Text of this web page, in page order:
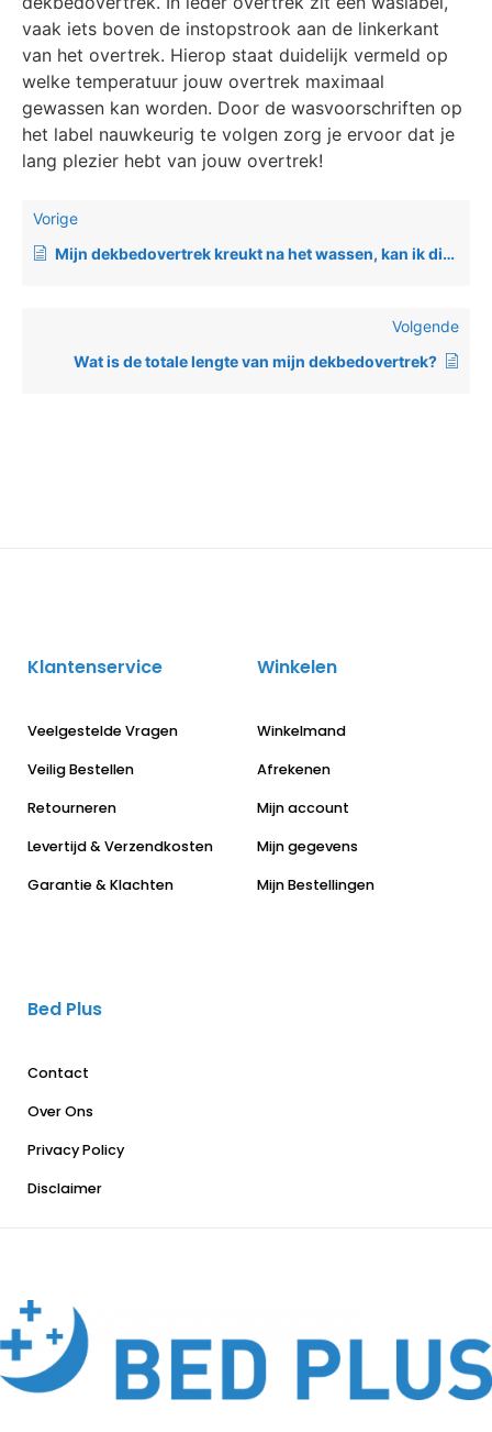
vaak iets boven de instopstrook aan de linkerkant
van het overtrek. Hierop staat duidelijk vermeld op
welke temperatuur jouw overtrek maximaal
gewassen kan worden. Door de wasvoorschriften op
het label nauwkeurig te volgen zorg je ervoor dat je
lang plezier hebt van jouw overtrek!
Vorige
Mijn dekbedovertrek kreukt na het wassen, kan ik dit voorkomen?
Volgende
Wat is de totale lengte van mijn dekbedovertrek?
Klantenservice
Veelgestelde Vragen
Veilig Bestellen
Retourneren
Levertijd & Verzendkosten
Garantie & Klachten
Winkelen
Winkelmand
Afrekenen
Mijn account
Mijn gegevens
Mijn Bestellingen
Bed Plus
Contact
Over Ons
Privacy Policy
Disclaimer